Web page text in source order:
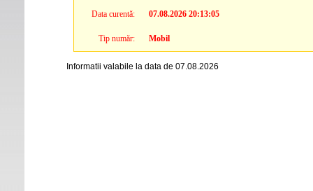
Data curentă: 07.08.2026 20:13:05
Tip număr: Mobil
Informatii valabile la data de 07.08.2026